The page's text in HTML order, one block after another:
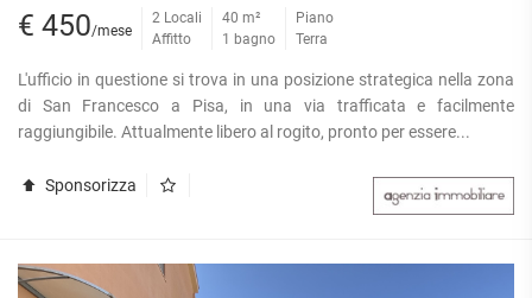
€ 450/mese
2 Locali
Affitto
40 m²
1 bagno
Piano
Terra
L'ufficio in questione si trova in una posizione strategica nella zona
di San Francesco a Pisa, in una via trafficata e facilmente
raggiungibile. Attualmente libero al rogito, pronto per essere...
Sponsorizza